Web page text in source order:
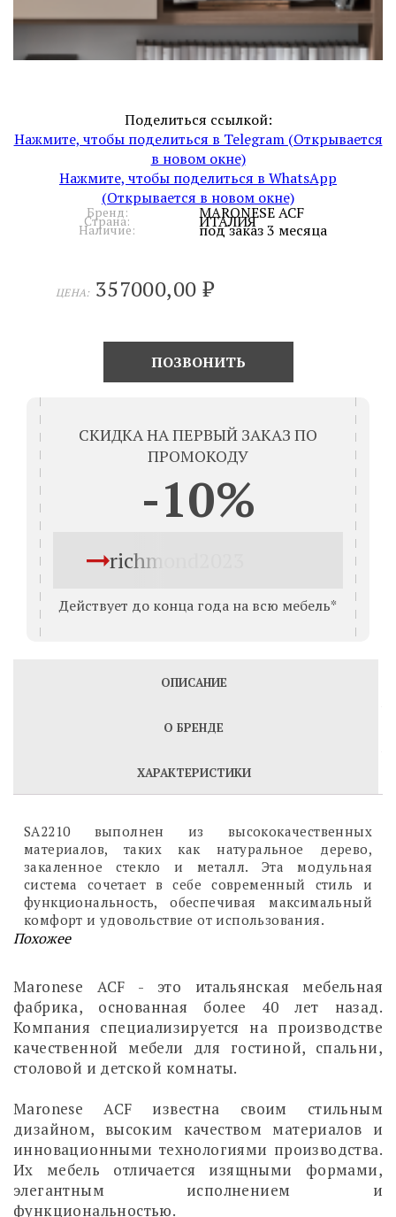
Поделиться ссылкой:
Нажмите, чтобы поделиться в Telegram (Открывается
в новом окне)
Нажмите, чтобы поделиться в WhatsApp
(Открывается в новом окне)
Бренд: MARONESE ACF
Страна: ИТАЛИЯ
Наличие: под заказ 3 месяца
ЦЕНА: 357000,00 ₽
ПОЗВОНИТЬ
СКИДКА НА ПЕРВЫЙ ЗАКАЗ ПО
ПРОМОКОДУ
-10%
richmond2023
Действует до конца года на всю мебель*
ОПИСАНИЕ
О БРЕНДЕ
ХАРАКТЕРИСТИКИ
SA2210 выполнен из высококачественных
материалов, таких как натуральное дерево,
закаленное стекло и металл. Эта модульная
система сочетает в себе современный стиль и
функциональность, обеспечивая максимальный
комфорт и удовольствие от использования.
Похожее
Maronese ACF - это итальянская мебельная
фабрика, основанная более 40 лет назад.
Компания специализируется на производстве
качественной мебели для гостиной, спальни,
столовой и детской комнаты.
Maronese ACF известна своим стильным
дизайном, высоким качеством материалов и
инновационными технологиями производства.
Их мебель отличается изящными формами,
элегантным исполнением и
функциональностью.